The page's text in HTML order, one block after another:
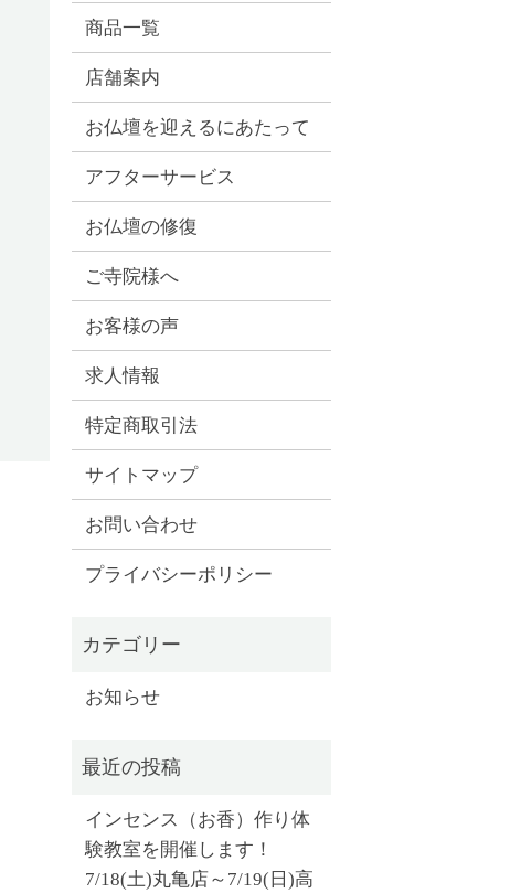
商品一覧
店舗案内
お仏壇を迎えるにあたって
アフターサービス
お仏壇の修復
ご寺院様へ
お客様の声
求人情報
特定商取引法
サイトマップ
お問い合わせ
プライバシーポリシー
お知らせ
インセンス（お香）作り体
験教室を開催します！
7/18(土)丸亀店～7/19(日)高